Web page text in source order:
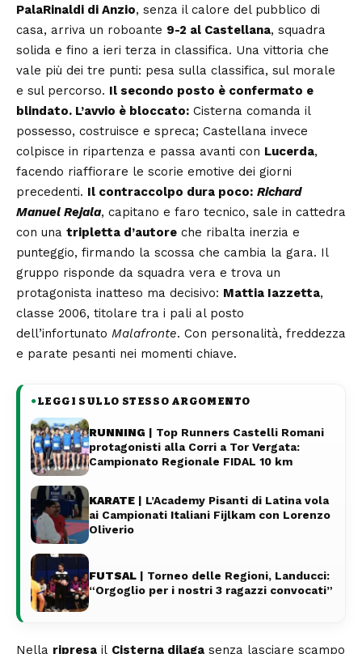
PalaRinaldi di Anzio, senza il calore del pubblico di
casa, arriva un roboante 9-2 al Castellana, squadra
solida e fino a ieri terza in classifica. Una vittoria che
vale più dei tre punti: pesa sulla classifica, sul morale
e sul percorso. Il secondo posto è confermato e
blindato. L’avvio è bloccato: Cisterna comanda il
possesso, costruisce e spreca; Castellana invece
colpisce in ripartenza e passa avanti con Lucerda,
facendo riaffiorare le scorie emotive dei giorni
precedenti. Il contraccolpo dura poco: Richard
Manuel Rejala, capitano e faro tecnico, sale in cattedra
con una tripletta d’autore che ribalta inerzia e
punteggio, firmando la scossa che cambia la gara. Il
gruppo risponde da squadra vera e trova un
protagonista inatteso ma decisivo: Mattia Iazzetta,
classe 2006, titolare tra i pali al posto
dell’infortunato Malafronte. Con personalità, freddezza
e parate pesanti nei momenti chiave.
●LEGGI SULLO STESSO ARGOMENTO
RUNNING | Top Runners Castelli Romani
protagonisti alla Corri a Tor Vergata:
Campionato Regionale FIDAL 10 km
KARATE | L’Academy Pisanti di Latina vola
ai Campionati Italiani Fijlkam con Lorenzo
Oliverio
FUTSAL | Torneo delle Regioni, Landucci:
“Orgoglio per i nostri 3 ragazzi convocati”
Nella ripresa il Cisterna dilaga senza lasciare scampo